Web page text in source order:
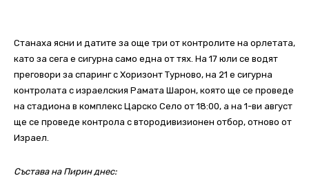
Станаха ясни и датите за още три от контролите на орлетата,
като за сега е сигурна само една от тях. На 17 юли се водят
преговори за спаринг с Хоризонт Турново, на 21 е сигурна
контролата с израелския Рамата Шарон, която ще се проведе
на стадиона в комплекс Царско Село от 18:00, а на 1-ви август
ще се проведе контрола с втородивизионен отбор, отново от
Израел.
Състава на Пирин днес: